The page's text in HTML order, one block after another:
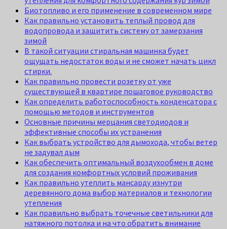
Биотопливо и его применение в современном мире
Как правильно установить теплый провод для
водопровода и защитить систему от замерзания
зимой
В такой ситуации стиральная машинка будет
ощущать недостаток воды и не сможет начать цикл
стирки.
Как правильно провести розетку от уже
существующей в квартире пошаговое руководство
Как определить работоспособность конденсатора с
помощью методов и инструментов
Основные причины мерцания светодиодов и
эффективные способы их устранения
Как выбрать устройство для дымохода, чтобы ветер
не задувал дым
Как обеспечить оптимальный воздухообмен в доме
для создания комфортных условий проживания
Как правильно утеплить мансарду изнутри
деревянного дома выбор материалов и технологии
утепления
Как правильно выбрать точечные светильники для
натяжного потолка и на что обратить внимание